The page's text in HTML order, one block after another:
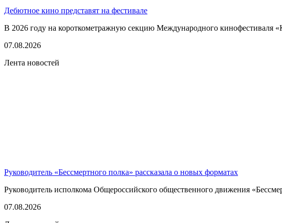
Дебютное кино представят на фестивале
В 2026 году на короткометражную секцию Международного кинофестиваля
07.08.2026
Лента новостей
Руководитель «Бессмертного полка» рассказала о новых форматах
Руководитель исполкома Общероссийского общественного движения
07.08.2026